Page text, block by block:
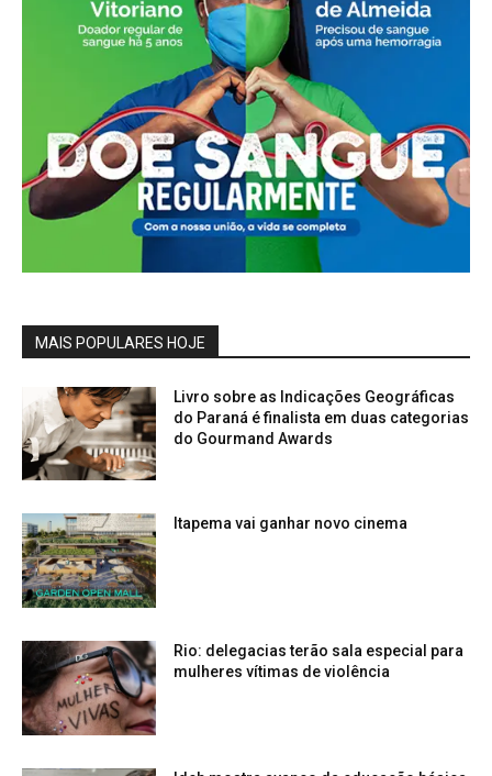
MAIS POPULARES HOJE
Livro sobre as Indicações Geográficas
do Paraná é finalista em duas categorias
do Gourmand Awards
Itapema vai ganhar novo cinema
Rio: delegacias terão sala especial para
mulheres vítimas de violência